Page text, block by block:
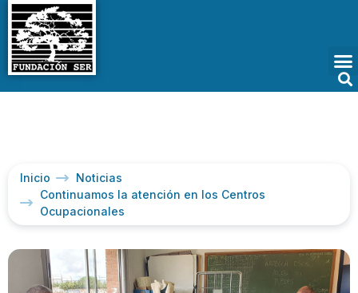
Inicio
Noticias
Continuamos la atención en los Centros
Ocupacionales